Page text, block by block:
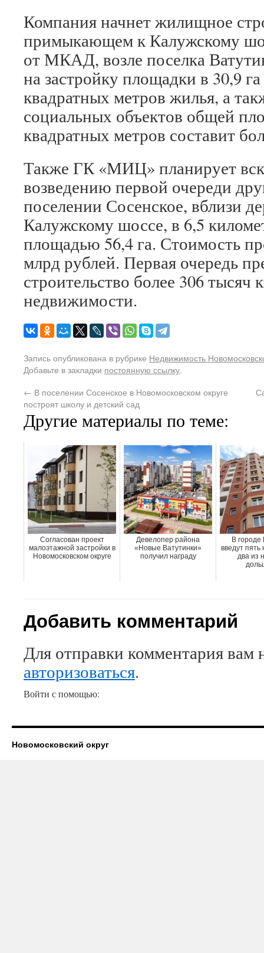
Компания начнет жилищное
примыкающем к Калужскому
от МКАД, возле поселка
на застройку площадки в 30,9
квадратных метров жилья, а
социальных объектов общей
квадратных метров составит
Также ГК «МИЦ» планирует
возведению первой очереди
поселении Сосенское, вблизи
Калужскому шоссе, в 6,5
площадью 56,4 га. Стоимость
млрд рублей. Первая очередь
строительство более 306 тысяч
недвижимости.
Запись опубликована в рубрике Недвижимость
Добавьте в закладки постоянную ссылку.
← В поселении Сосенское в Новомосковском округе
построят школу и детский сад
Другие материалы по теме:
Согласован проект
малоэтажной застройки в
Новомосковском округе
Девелопер района
«Новые Ватутинки»
получил награду
В
введут
два из
Добавить комментарий
Для отправки комментария вам
авторизоваться.
Войти с помощью:
Новомосковский округ